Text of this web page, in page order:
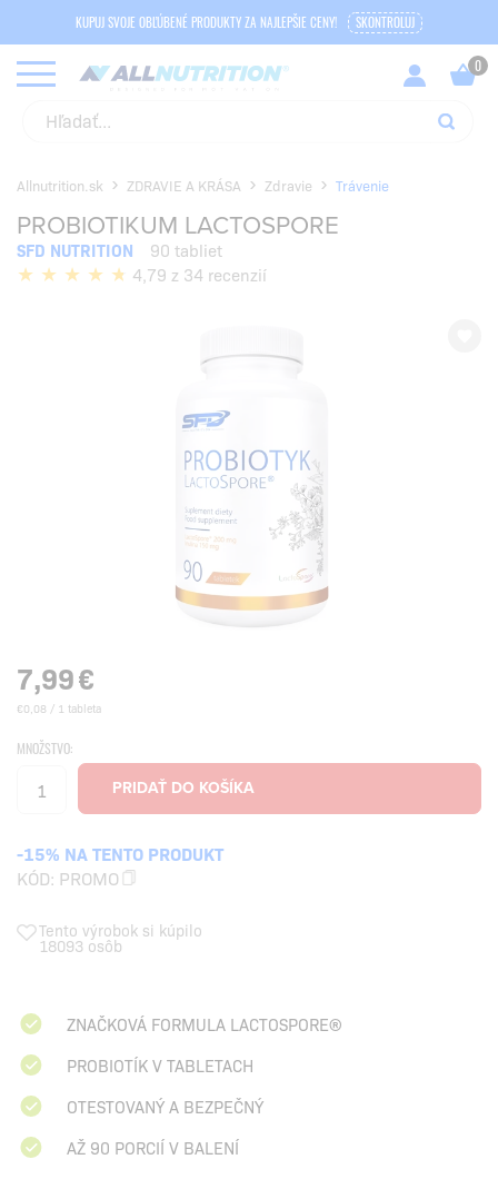
KUPUJ SVOJE OBĽÚBENÉ PRODUKTY ZA NAJLEPŠIE CENY! SKONTROLUJ
Allnutrition.sk ZDRAVIE A KRÁSA Zdravie Trávenie
PROBIOTIKUM LACTOSPORE
SFD NUTRITION
90 tabliet
4,79 z 34 recenzií
7,99€
€0,08 / 1 tableta
MNOŽSTVO:
-15% NA TENTO PRODUKT
KÓD: PROMO
Tento výrobok si kúpilo
18093 osôb
ZNAČKOVÁ FORMULA LACTOSPORE®
PROBIOTÍK V TABLETACH
OTESTOVANÝ A BEZPEČNÝ
AŽ 90 PORCIÍ V BALENÍ